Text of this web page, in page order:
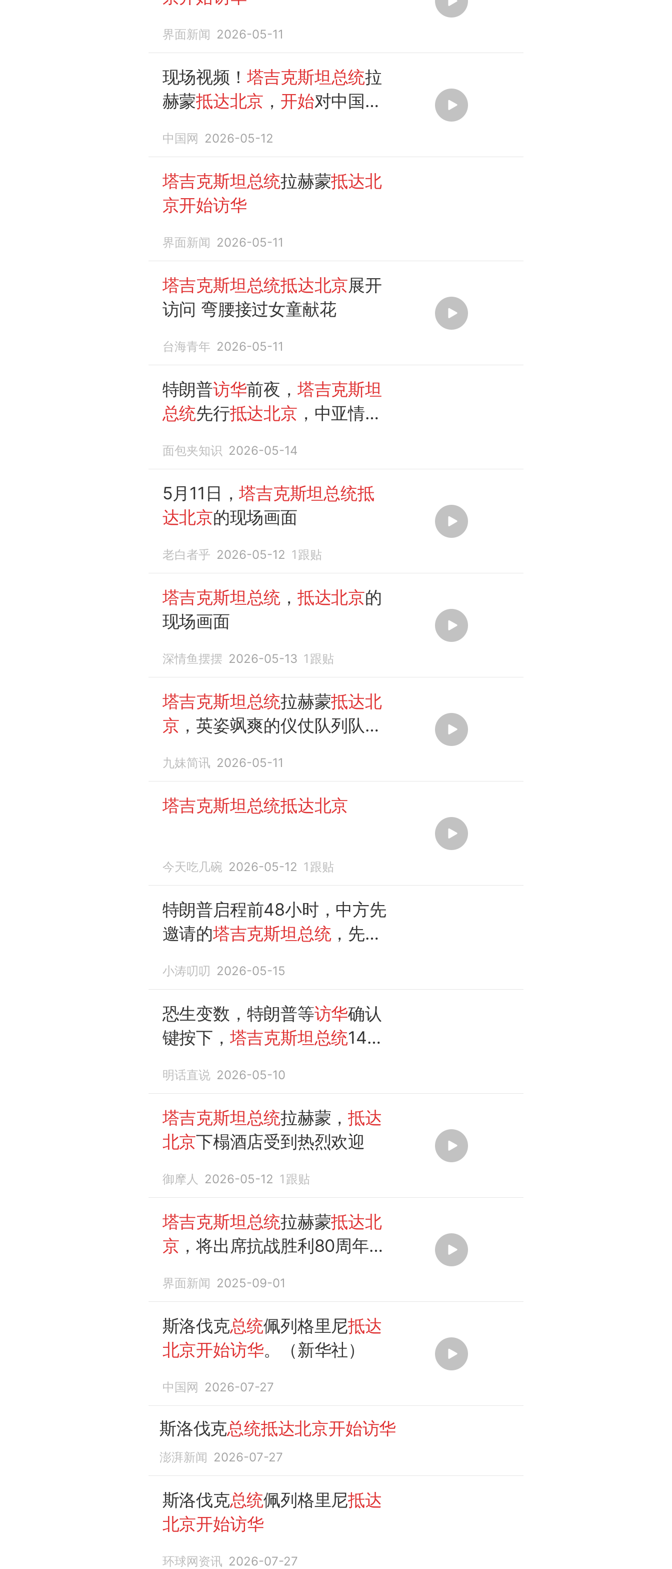
界面新闻 2026-05-11
现场视频！ 塔吉克斯坦总统拉
赫蒙抵达北京 ， 开始对中国进
源：央视新闻）
中国网 2026-05-12
塔吉克斯坦总统拉赫蒙抵达北
京开始访华
界面新闻 2026-05-11
塔吉克斯坦总统抵达北京展开
访问 弯腰接过女童献花
台海青年 2026-05-11
特朗普访华前夜， 塔吉克斯坦
总统先行抵达北京 ，中亚情况
面包夹知识 2026-05-14
5月11日，塔吉克斯坦总统抵
达北京的现场画面
老白者乎 2026-05-12 1 跟贴
塔吉克斯坦总统 ， 抵达北京的
现场画面
深情鱼摆摆 2026-05-13 1 跟贴
塔吉克斯坦总统拉赫蒙抵达北
京 ，英姿飒爽的仪仗队列队欢
九妹简讯 2026-05-11
塔吉克斯坦总统抵达北京
今天吃几碗 2026-05-12 1 跟贴
特朗普启程前48小时，中方先
邀请的塔吉克斯坦总统，先行
小涛叨叨 2026-05-15
恐生变数，特朗普等访华确认
键按下， 塔吉克斯坦总统14号
明话直说 2026-05-10
塔吉克斯坦总统拉赫蒙，抵达
北京下榻酒店受到热烈欢迎
御摩人 2026-05-12 1 跟贴
塔吉克斯坦总统拉赫蒙抵达北
京 ，将出席抗战胜利80周年纪
界面新闻 2025-09-01
斯洛伐克总统佩列格里尼抵达
北京开始访华。（新华社）
中国网 2026-07-27
斯洛伐克总统抵达北京开始访华
澎湃新闻 2026-07-27
斯洛伐克总统佩列格里尼抵达
北京开始访华
环球网资讯 2026-07-27